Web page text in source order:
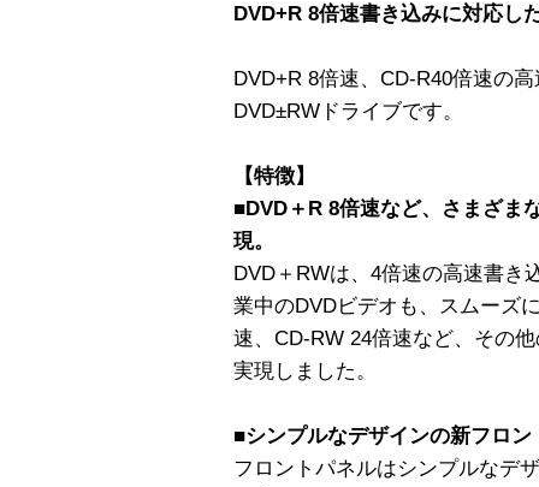
DVD+R 8倍速書き込みに対応し
DVD+R 8倍速、CD-R40倍速の
DVD±RWドライブです。
【特徴】
■DVD＋R 8倍速など、さまざま
現。
DVD＋RWは、4倍速の高速書き
業中のDVDビデオも、スムーズ
速、CD-RW 24倍速など、その
実現しました。
■シンプルなデザインの新フロン
フロントパネルはシンプルなデ